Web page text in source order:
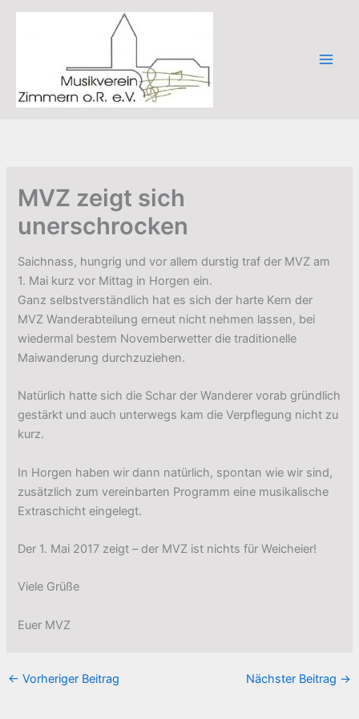
Zum
MVZ zeigt sich
unerschrocken
Saichnass, hungrig und vor allem durstig traf der MVZ am
1. Mai kurz vor Mittag in Horgen ein.
Ganz selbstverständlich hat es sich der harte Kern der
MVZ Wanderabteilung erneut nicht nehmen lassen, bei
wiedermal bestem Novemberwetter die traditionelle
Maiwanderung durchzuziehen.
Natürlich hatte sich die Schar der Wanderer vorab gründlich
gestärkt und auch unterwegs kam die Verpflegung nicht zu
kurz.
In Horgen haben wir dann natürlich, spontan wie wir sind,
zusätzlich zum vereinbarten Programm eine musikalische
Extraschicht eingelegt.
Der 1. Mai 2017 zeigt – der MVZ ist nichts für Weicheier!
Viele Grüße
Euer MVZ
← Vorheriger Beitrag Nächster Beitrag →